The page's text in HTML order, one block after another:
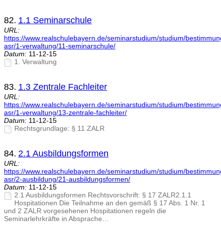
82. 1.1 Seminarschule
URL:
https://www.realschulebayern.de/seminarstudium/studium/
asr/1-verwaltung/11-seminarschule/
Datum: 11-12-15
1. Verwaltung
83. 1.3 Zentrale Fachleiter
URL:
https://www.realschulebayern.de/seminarstudium/studium/
asr/1-verwaltung/13-zentrale-fachleiter/
Datum: 11-12-15
Rechtsgrundlage: § 11 ZALR
84. 2.1 Ausbildungsformen
URL:
https://www.realschulebayern.de/seminarstudium/studium/
asr/2-ausbildung/21-ausbildungsformen/
Datum: 11-12-15
2.1 Ausbildungsformen Rechtsvorschrift: § 17 ZALR2.1.1
Hospitationen Die Teilnahme an den gemäß § 17 Abs. 1 Nr. 1
und 2 ZALR vorgesehenen Hospitationen regeln die
Seminarlehrkräfte in Absprache…